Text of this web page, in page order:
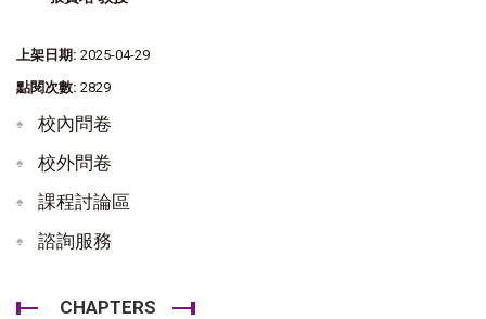
上架日期: 2025-04-29
點閱次數: 2829
校內問卷
校外問卷
課程討論區
諮詢服務
CHAPTERS